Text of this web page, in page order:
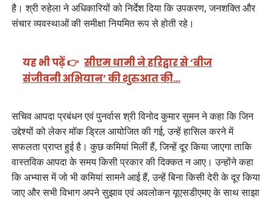
है। श्री रुहेला ने अधिकारियों को निर्देश दिया कि उपकरण, जनशक्ति और
संचार व्यवस्थाओं की समीक्षा नियमित रूप से होती रहे।
यह भी पढ़ें 👉 सीएम धामी ने हरिद्वार से ‘बीज
संजीवनी अभियान’ की शुरुआत की…
सचिव आपदा प्रबंधन एवं पुनर्वास श्री विनोद कुमार सुमन ने कहा कि जिन
उद्देश्यों को लेकर मॉक ड्रिल आयोजित की गई, उन्हें हासिल करने में
सफलता प्राप्त हुई है। कुछ कमियां मिलीं हैं, जिन्हें दूर किया जाएगा ताकि
वास्तविक आपदा के समय किसी प्रकार की दिक्कत न आए। उन्होंने कहा
कि अभ्यास में जो भी कमियां सामने आई हैं, उन्हें बिना किसी देरी के दूर किया
जाए और सभी विभाग अपने सुझाव एवं अवलोकन यूएसडीएमए के साथ साझा